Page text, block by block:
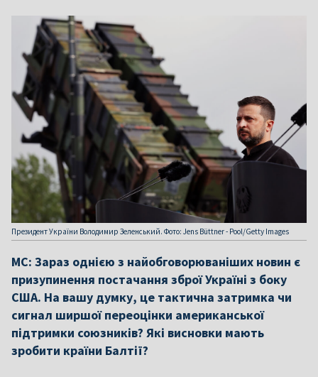
Президент України Володимир Зеленський. Фото: Jens Büttner - Pool/Getty Images
МС: Зараз однією з найобговорюваніших новин є
призупинення постачання зброї Україні з боку
США. На вашу думку, це тактична затримка чи
сигнал ширшої переоцінки американської
підтримки союзників? Які висновки мають
зробити країни Балтії?